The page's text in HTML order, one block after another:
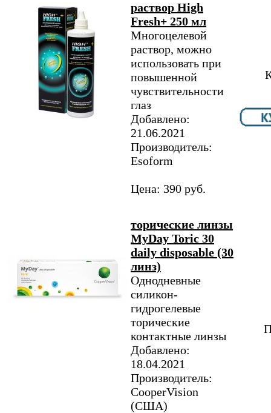
раствор High
Fresh+ 250 мл
Многоцелевой
раствор, можно
использовать при
повышенной
чувствительности
глаз
Добавлено:
21.06.2021
Производитель:
Esoform
Цена: 390 руб.
торические линзы
MyDay Toric 30
daily disposable (30
линз)
Однодневные
силикон-
гидрогелевые
торические
контактные линзы
Добавлено:
18.04.2021
Производитель:
CooperVision
(США)